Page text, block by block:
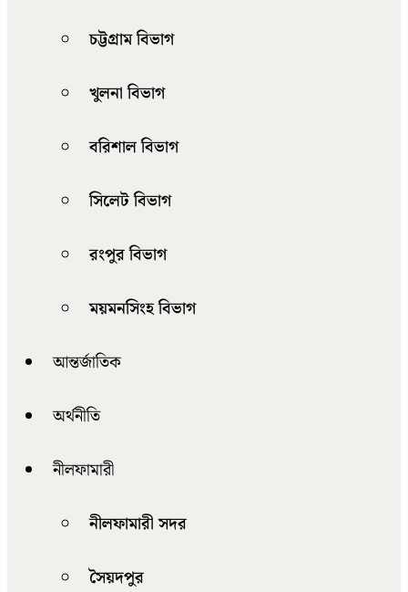
চট্টগ্রাম বিভাগ
খুলনা বিভাগ
বরিশাল বিভাগ
সিলেট বিভাগ
রংপুর বিভাগ
ময়মনসিংহ বিভাগ
আন্তর্জাতিক
অর্থনীতি
নীলফামারী
নীলফামারী সদর
সৈয়দপুর